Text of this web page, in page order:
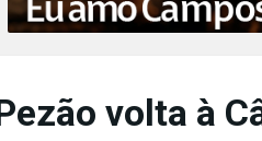
volta à